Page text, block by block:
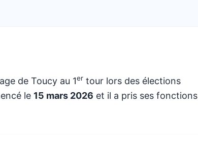
de Toucy au 1er tour lors des élections
le 15 mars 2026 et il a pris ses fonctions